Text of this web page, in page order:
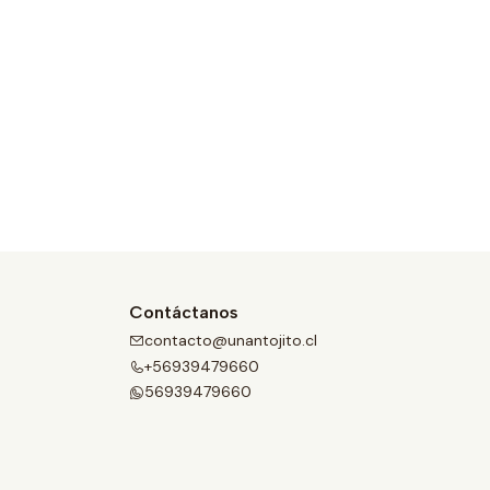
Contáctanos
contacto@unantojito.cl
+56939479660
56939479660